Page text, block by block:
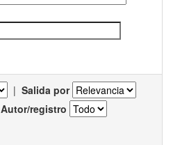
| Salida por
Autor/registro